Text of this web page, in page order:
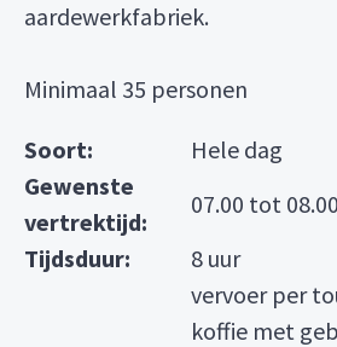
aardewerkfabriek.
Minimaal 35 personen
Soort:
Hele dag
Gewenste
vertrektijd:
07.00 tot
Tijdsduur:
8 uur
vervoer per
koffie met